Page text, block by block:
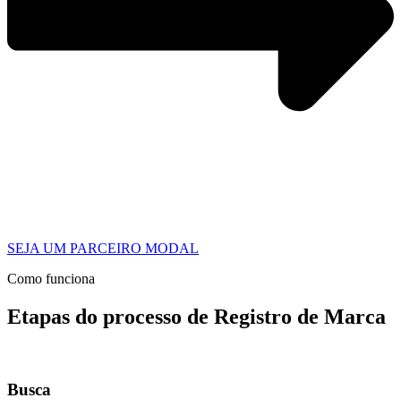
SEJA UM PARCEIRO MODAL
Como funciona
Etapas do processo de Registro de Marca
Busca